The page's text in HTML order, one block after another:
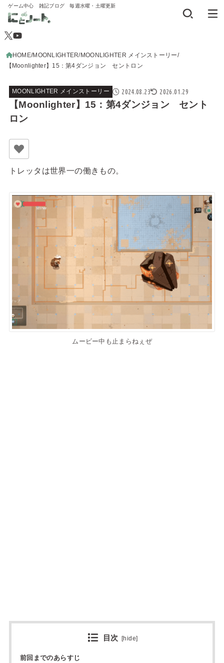
ゲーム中心 雑記ブログ 毎週水曜・土曜更新
HOME MOONLIGHTER MOONLIGHTER メインストーリー
【Moonlighter】15：第4ダンジョン セントロン
MOONLIGHTER メインストーリー 2024.08.23 2026.01.29
【Moonlighter】15：第4ダンジョン セント
ロン
トレッタは世界一の働きもの。
ムービー中も止まらねぇぜ
目次 [hide]
前回までのあらすじ